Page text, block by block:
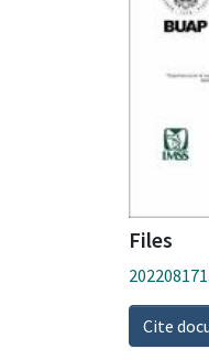
Files
Cite